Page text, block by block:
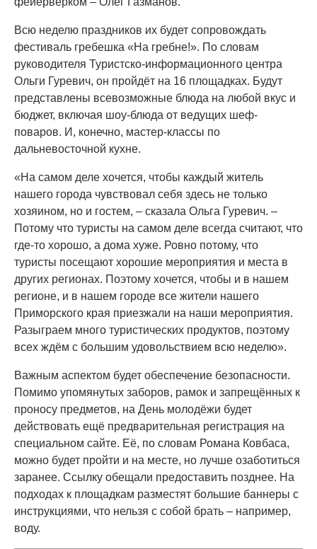
Всю неделю праздников их будет сопровождать
фестиваль гребешка «На гребне!». По словам
руководителя Туристско-информационного центра
Ольги Гуревич, он пройдёт на 16 площадках. Будут
представлены всевозможные блюда на любой вкус и
бюджет, включая шоу-блюда от ведущих шеф-
поваров. И, конечно, мастер-классы по
дальневосточной кухне.
«На самом деле хочется, чтобы каждый житель
нашего города чувствовал себя здесь не только
хозяином, но и гостем, – сказала Ольга Гуревич. –
Потому что туристы на самом деле всегда считают, что
где-то хорошо, а дома хуже. Ровно потому, что
туристы посещают хорошие мероприятия и места в
других регионах. Поэтому хочется, чтобы и в нашем
регионе, и в нашем городе все жители нашего
Приморского края приезжали на наши мероприятия.
Разыграем много туристических продуктов, поэтому
всех ждём с большим удовольствием всю неделю».
Важным аспектом будет обеспечение безопасности.
Помимо упомянутых заборов, рамок и запрещённых к
проносу предметов, на День молодёжи будет
действовать ещё предварительная регистрация на
специальном сайте. Её, по словам Романа Ковбаса,
можно будет пройти и на месте, но лучше озаботиться
заранее. Ссылку обещали предоставить позднее. На
подходах к площадкам разместят большие баннеры с
инструкциями, что нельзя с собой брать – например,
воду.